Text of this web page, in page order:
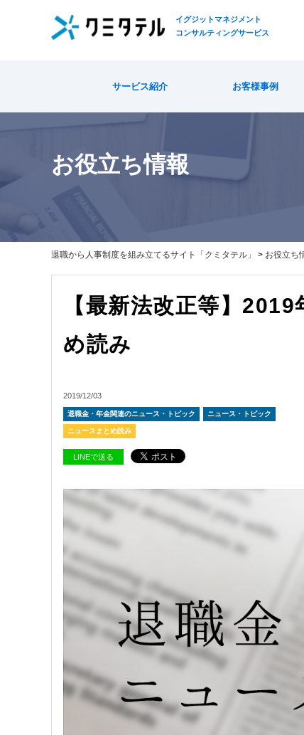
イグジットマネジメント
コンサルティングサービス
サービス紹介 お客様事例
お役立ち情報
退職から人事制度を組み立てるサイト「クミタテル」 > お役立ち
【最新法改正等】
め読み
2019/12/03
退職金・年金関連のニュース・トピック ニュース・トピック
ニュースまとめ読み
LINEで送る